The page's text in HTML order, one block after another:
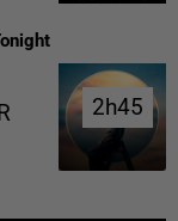
2h45
2h45